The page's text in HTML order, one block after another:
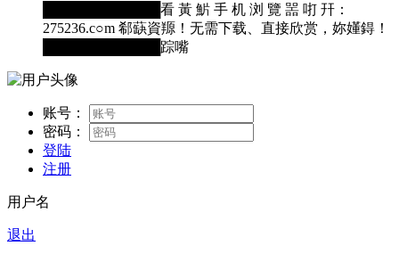
████████████看 黃 魸 手 机 浏 覽 噐 咑 幵：
275236.c○m 郗蒛資羱！无需下载、直接欣赏，妳嬞鍀！
████████████踪嘴
账号：
密码：
登陆
注册
用户名
退出